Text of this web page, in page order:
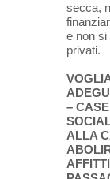
secca,
e non si
privati.
–
ALLA